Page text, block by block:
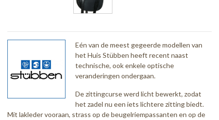
Eén van de meest gegeerde modellen van
het Huis Stübben heeft recent naast
technische, ook enkele optische
veranderingen ondergaan.
De zittingcurse werd licht bewerkt, zodat
het zadel nu een iets lichtere zitting biedt.
Mit lakleder vooraan, strass op de beugelriempassanten en op de